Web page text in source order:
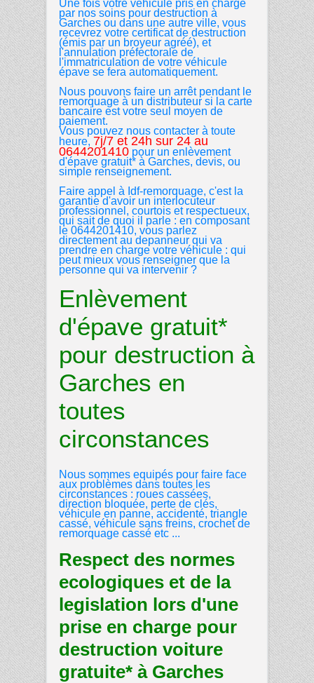
Une fois votre véhicule pris en charge
par nos soins pour destruction à
Garches ou dans une autre ville, vous
recevrez votre certificat de destruction
(émis par un broyeur agréé), et
l'annulation préfectorale de
l'immatriculation de votre véhicule
épave se fera automatiquement.
Nous pouvons faire un arrêt pendant le
remorquage à un distributeur si la carte
bancaire est votre seul moyen de
paiement.
Vous pouvez nous contacter à toute
heure, 7j/7 et 24h sur 24 au
0644201410 pour un enlèvement
d'épave gratuit* à Garches, devis, ou
simple renseignement.
Faire appel à Idf-remorquage, c'est la
garantie d'avoir un interlocuteur
professionnel, courtois et respectueux,
qui sait de quoi il parle : en composant
le 0644201410, vous parlez
directement au depanneur qui va
prendre en charge votre véhicule : qui
peut mieux vous renseigner que la
personne qui va intervenir ?
Enlèvement
d'épave gratuit*
pour destruction à
Garches en
toutes
circonstances
Nous sommes equipés pour faire face
aux problèmes dans toutes les
circonstances : roues cassées,
direction bloquée, perte de clés,
véhicule en panne, accidenté, triangle
cassé, véhicule sans freins, crochet de
remorquage cassé etc ...
Respect des normes
ecologiques et de la
legislation lors d'une
prise en charge pour
destruction voiture
gratuite* à Garches